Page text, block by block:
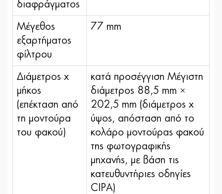
διαφράγματος
Μέγεθος
εξαρτήματος
φίλτρου
77 mm
Διάμετρος x
μήκος
(επέκταση από
τη μοντούρα
του φακού)
κατά προσέγγιση Μέγιστη
διάμετρος 88,5 mm ×
202,5 mm (διάμετρος x
ύψος, απόσταση από το
κολάρο μοντούρας φακού
της φωτογραφικής
μηχανής, με βάση τις
κατευθυντήριες οδηγίες
CIPA)